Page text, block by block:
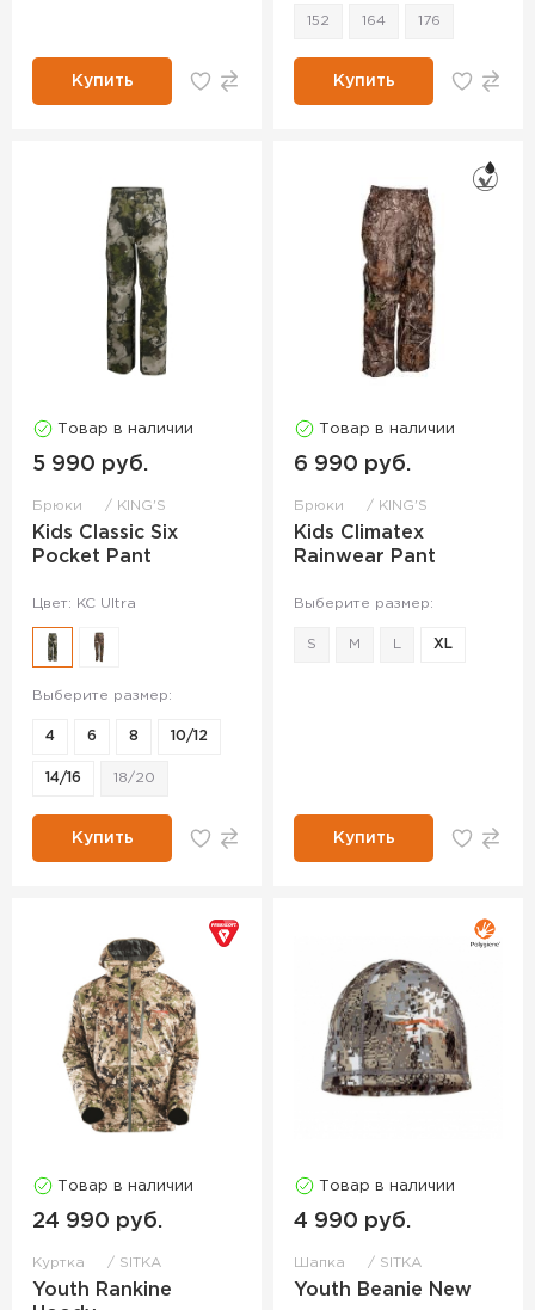
Купить
152 164 176
Купить
Товар в наличии
5 990 руб.
Брюки KING'S
Kids Classic Six
Pocket Pant
Цвет: KC Ultra
Выберите размер:
4 6 8 10/12
14/16 18/20
Купить
Товар в наличии
6 990 руб.
Брюки KING'S
Kids Climatex
Rainwear Pant
Выберите размер:
S M XL
Купить
Товар в наличии
24 990 руб.
Куртка SITKA
Youth Rankine
Товар в наличии
4 990 руб.
Шапка SITKA
Youth Beanie New